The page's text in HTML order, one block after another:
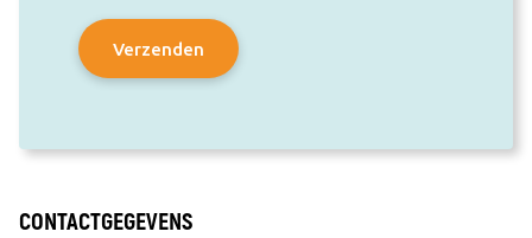
CONTACTGEGEVENS